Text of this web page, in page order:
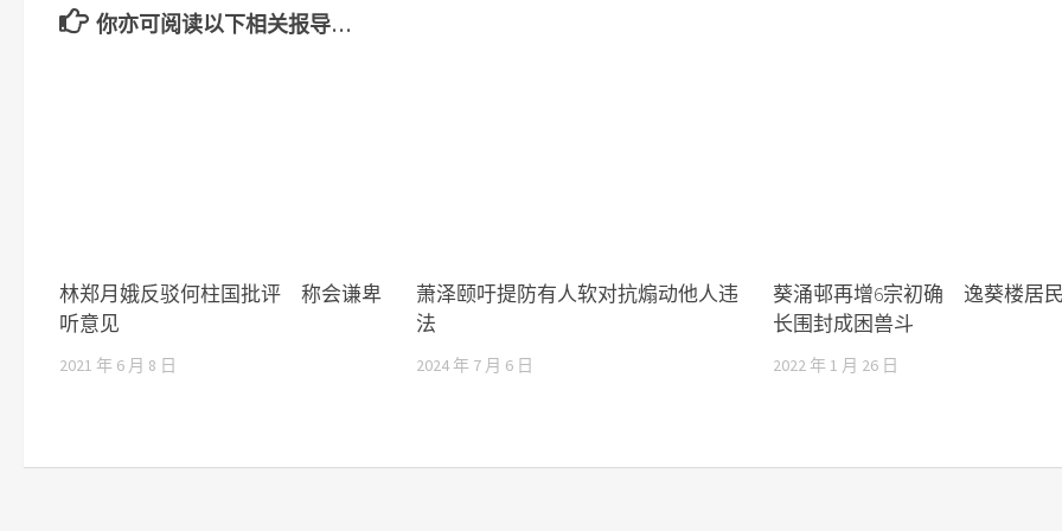
你亦可阅读以下相关报导…
林郑月娥反驳何柱国批评 称会谦卑
听意见
2021 年 6 月 8 日
萧泽颐吁提防有人软对抗煽动他人违
法
2024 年 7 月 6 日
葵涌邨再增6宗初确 逸葵楼居
长围封成困兽斗
2022 年 1 月 26 日